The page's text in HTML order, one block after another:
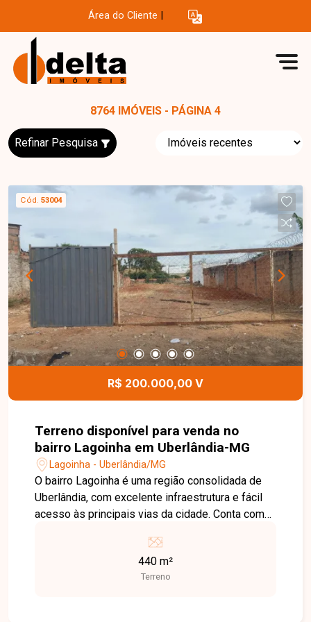
Área do Cliente
8764 IMÓVEIS - PÁGINA 4
Refinar Pesquisa
Cód. 53004
R$ 200.000,00 V
Terreno disponível para venda no
bairro Lagoinha em Uberlândia-MG
Lagoinha - Uberlândia/MG
O bairro Lagoinha é uma região consolidada de
Uberlândia, com excelente infraestrutura e fácil
acesso às principais vias da cidade. Conta com
diversos serviços, sendo uma ótima opção tanto
para quem deseja construir quanto para quem
busca um investimento com potencial de
440 m²
Terreno